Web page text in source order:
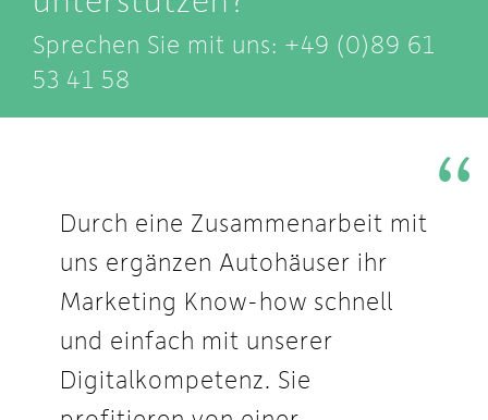
Sprechen Sie mit uns: +49 (0)89 61
53 41 58
Durch eine Zusammenarbeit mit
uns ergänzen Autohäuser ihr
Marketing Know-how schnell
und einfach mit unserer
Digitalkompetenz. Sie